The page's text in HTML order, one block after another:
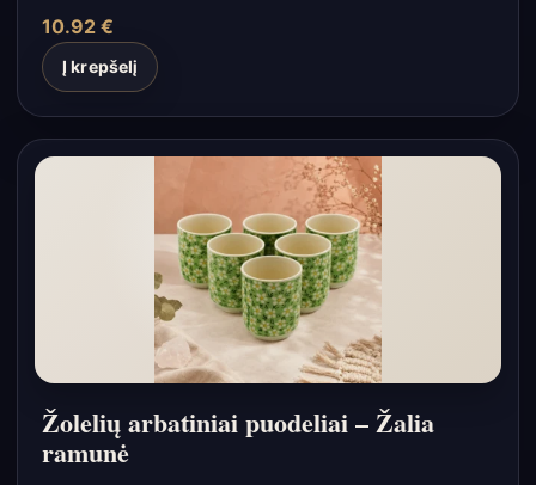
10.92 €
Į krepšelį
Žolelių arbatiniai puodeliai – Žalia
ramunė